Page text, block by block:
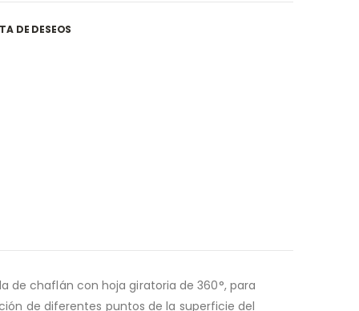
DE DESEOS
de chaflán con hoja giratoria de 360°, para
de diferentes puntos de la superficie del